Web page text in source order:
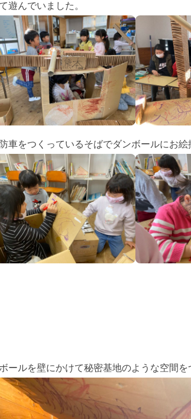
遊んでいました。
車をつくっているそばでダンボールにお絵
ールを壁にかけて秘密基地のような空間を